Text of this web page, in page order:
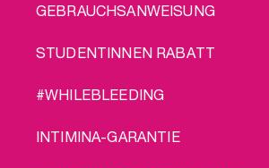
GEBRAUCHSANWEISUNG
STUDENTINNEN RABATT
#WHILEBLEEDING
INTIMINA-GARANTIE